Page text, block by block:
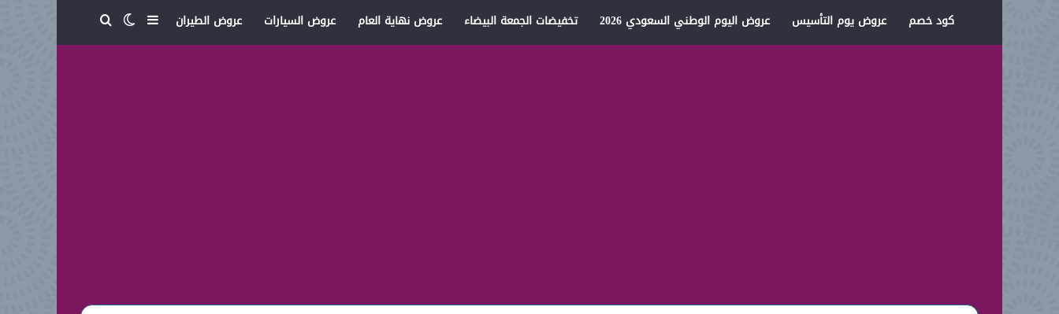
كود خصم عروض يوم التأسيس عروض اليوم الوطني السعودي 2026 تخفيضات الجمعة البيضاء عروض نهاية العام عروض السيارات عروض الطيران إضافة عمود جانبي
الوضع المظلم
بحث عن